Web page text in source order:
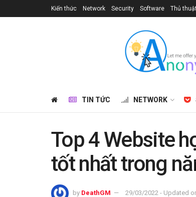
Kiến thức Network Security Software Thủ
TIN TỨC NETWORK
Top 4 Website
tốt nhất trong
by DeathGM 29/03/2022 - Updated